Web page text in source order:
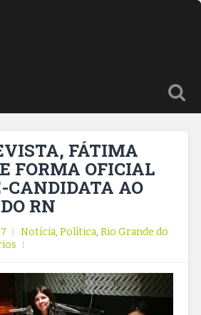
FÁTIMA
FORMA OFICIAL
CANDIDATA AO
RN
Notícia, Política, Rio Grande do